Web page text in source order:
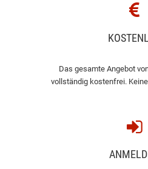
Das gesamte Angebot
vollständig kostenfrei.